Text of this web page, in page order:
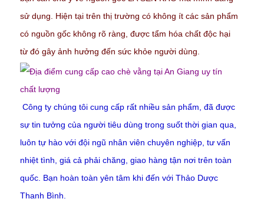
sử dụng. Hiện tại trên thị trường có không ít các sản phẩm
có nguồn gốc không rõ ràng, được tẩm hóa chất độc hại
từ đó gây ảnh hưởng đến sức khỏe người dùng.
Công ty chúng tôi cung cấp rất nhiều sản phẩm, đã được
sự tin tưởng của người tiêu dùng trong suốt thời gian qua,
luôn tự hào với đội ngũ nhân viên chuyên nghiệp, tư vấn
nhiệt tình, giá cả phải chăng, giao hàng tận nơi trên toàn
quốc. Bạn hoàn toàn yên tâm khi đến với Thảo Dược
Thanh Bình.